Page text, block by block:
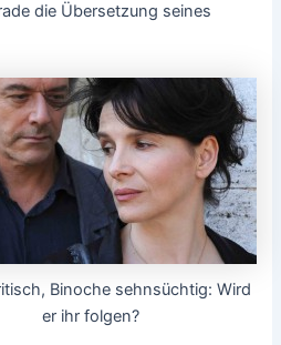
die Übersetzung seines
Binoche sehnsüchtig: Wird
er ihr folgen?